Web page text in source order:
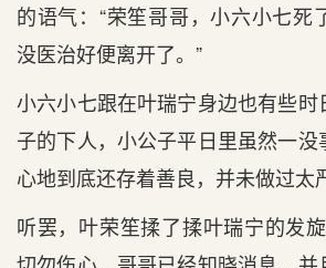
的语气：“荣笙哥哥，小六小七死
没医治好便离开了。”
小六小七跟在叶瑞宁身边也有些时
子的下人，小公子平日里虽然一没
心地到底还存着善良，并未做过太
听罢，叶荣笙揉了揉叶瑞宁的发